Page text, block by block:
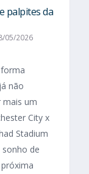
palpites da
05/2026
não
mais um
City x
Stadium
de